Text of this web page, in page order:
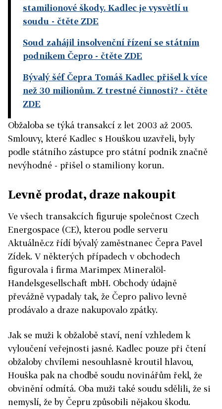
stamilionové škody. Kadlec je vysvětlí u
soudu - čtěte ZDE
Soud zahájil insolvenční řízení se státním
podnikem Čepro - čtěte ZDE
Bývalý šéf Čepra Tomáš Kadlec přišel k více
než 30 milionům. Z trestné činnosti? - čtěte
ZDE
Obžaloba se týká transakcí z let 2003 až 2005.
Smlouvy, které Kadlec s Houškou uzavřeli, byly
podle státního zástupce pro státní podnik značně
nevýhodné - přišel o stamiliony korun.
Levně prodat, draze nakoupit
Ve všech transakcích figuruje společnost Czech
Energospace (CE), kterou podle serveru
Aktuálně.cz řídí bývalý zaměstnanec Čepra Pavel
Zídek. V některých případech v obchodech
figurovala i firma Marimpex Mineralöl-
Handelsgesellschaft mbH. Obchody údajně
převážně vypadaly tak, že Čepro palivo levně
prodávalo a draze nakupovalo zpátky.
Jak se muži k obžalobě staví, není vzhledem k
vyloučení veřejnosti jasné. Kadlec pouze při čtení
obžaloby chvílemi nesouhlasně kroutil hlavou,
Houška pak na chodbě soudu novinářům řekl, že
obvinění odmítá. Oba muži také soudu sdělili, že si
nemyslí, že by Čepru způsobili nějakou škodu.